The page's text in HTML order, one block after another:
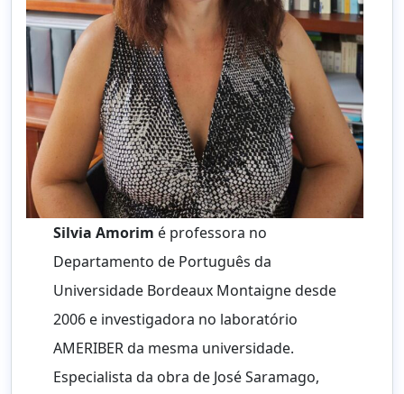
Silvia Amorim é professora no
Departamento de Português da
Universidade Bordeaux Montaigne desde
2006 e investigadora no laboratório
AMERIBER da mesma universidade.
Especialista da obra de José Saramago,